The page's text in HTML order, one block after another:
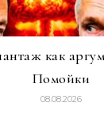
как
Помойки
08.08.2026